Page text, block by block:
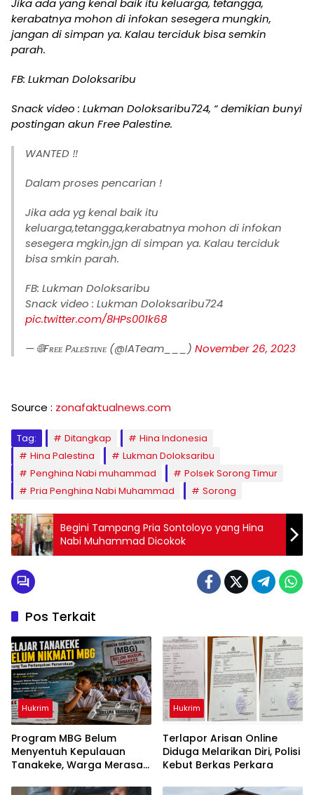
Jika ada yang kenal baik itu keluarga, tetangga,
kerabatnya mohon di infokan sesegera mungkin,
jangan di simpan ya. Kalau terciduk bisa semkin
parah.
FB: Lukman Doloksaribu
Snack video : Lukman Doloksaribu724, “ demikian bunyi
postingan akun Free Palestine.
WANTED ‼️
Dalam proses pencarian !
Jika ada yg kenal baik itu
keluarga,tetangga,kerabatnya mohon di infokan
sesegera mgkin,jgn di simpan ya. Kalau terciduk
bisa smkin parah.
FB: Lukman Doloksaribu
Snack video : Lukman Doloksaribu724
pic.twitter.com/8HPs001k68
— 🌐Fʀᴇᴇ Pᴀʟᴇsᴛɪɴᴇ (@IATeam___) November 26, 2023
Source : zonafaktualnews.com
Tag: Ditangkap
Hina Indonesia
Hina Palestina
Lukman Doloksaribu
Penghina Nabi muhammad
Polsek Sorong Timur
Pria Penghina Nabi Muhammad
Sorong
Begini Tampang Pria Sontoloyo yang Hina
Nabi Muhammad Dicokok
Pos Terkait
Hukrim
Program MBG Belum
Menyentuh Kepulauan
Tanakeke, Warga Merasa
Hukrim
Terlapor Arisan Online
Diduga Melarikan Diri, Polisi
Kebut Berkas Perkara